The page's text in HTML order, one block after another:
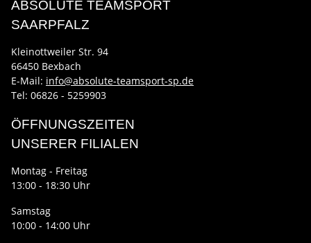
ABSOLUTE TEAMSPORT
SAARPFALZ
Kleinottweiler Str. 94
66450 Bexbach
E-Mail: info@absolute-teamsport-sp.de
Tel: 06826 - 5259903
ÖFFNUNGSZEITEN
UNSERER FILIALEN
Montag - Freitag
13:00 - 18:30 Uhr
Samstag
10:00 - 14:00 Uhr